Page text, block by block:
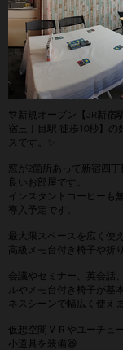
🎊新規オープン【JR新宿
宿三丁目駅 徒歩10秒】
スです。✨
窓が2箇所あって新宿四
良いお部屋です。
インスタントコーヒーも
導入予定です。
最大限スペースを広く使
高級メモ台付き椅子や折
会議やセミナー、英会話
ルやメモ台付き椅子が基
ネスシーンで幅広く使えま
仮想空間ＶＲやユーチュ
小道具を装備😆